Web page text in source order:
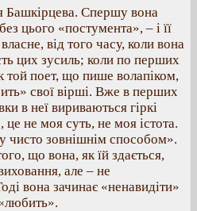
Башкірцева. Спершу вона
цього «постумента», – і її
від того часу, коли вона
цих зусиль; коли по перших
той поет, що пише волапіком,
свої вірші. Вже в перших
в неї вириваються гіркі
не моя суть, не моя істота.
зовнішнім способом».
що вона, як їй здається,
але – не
вона зачинає «ненавидіти»